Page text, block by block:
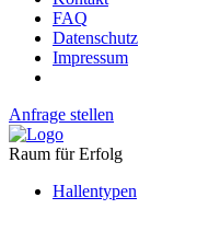
FAQ
Datenschutz
Impressum
Anfrage stellen
Raum für Erfolg
Hallentypen